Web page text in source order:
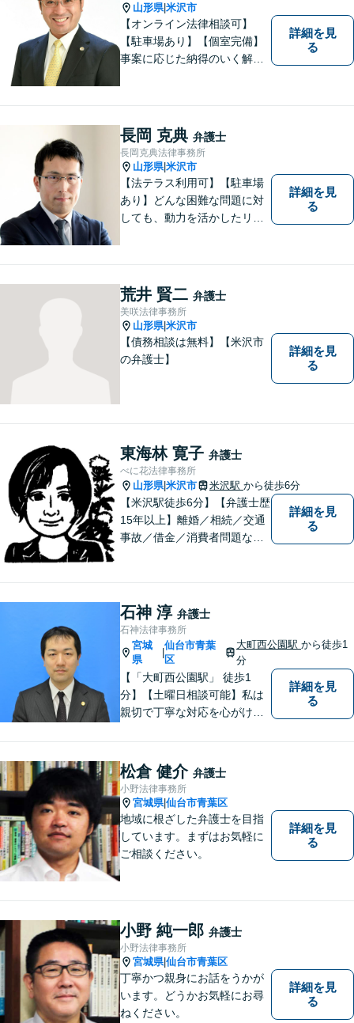
山形県|米沢市
【オンライン法律相談可】
【駐車場あり】【個室完備】
事案に応じた納得のいく解決
詳細を見
る
長岡 克典 弁護士
長岡克典法律事務所
山形県|米沢市
【法テラス利用可】【駐車場
あり】どんな困難な問題に対
しても、動力を活かしたリー
いた案件は1日でも早く解決す
るよう努力することで早期解
決を目指します。 お気軽にご
相談ください。
詳細を見
る
荒井 賢二 弁護士
美咲法律事務所
山形県|米沢市
【債務相談は無料】【米沢市
の弁護士】
詳細を見
る
東海林 寛子 弁護士
べに花法律事務所
山形県|米沢市 米沢駅 から徒歩6分
【米沢駅徒歩6分】【弁護士歴
15年以上】離婚／相続／交通
事故／借金／消費者問題な
詳細を見
る
石神 淳 弁護士
石神法律事務所
宮城
県
|
仙台市青葉
区
大町西公園駅から徒歩1
分
【「大町西公園駅」 徒歩1
分】【土曜日相談可能】私は
親切で丁寧な対応を心がけ、
法律に不安を抱える方々に支
援を提供しています。 依頼者
の要望を実現するため、迅速
かつ的確に対応いたします。
詳細を見
る
松倉 健介 弁護士
小野法律事務所
宮城県|仙台市青葉区
地域に根ざした弁護士を目指
しています。まずはお気軽に
ご相談ください。
詳細を見
る
小野 純一郎 弁護士
小野法律事務所
宮城県|仙台市青葉区
丁寧かつ親身にお話をうかが
います。どうかお気軽にお尋
ねください。
詳細を見
る